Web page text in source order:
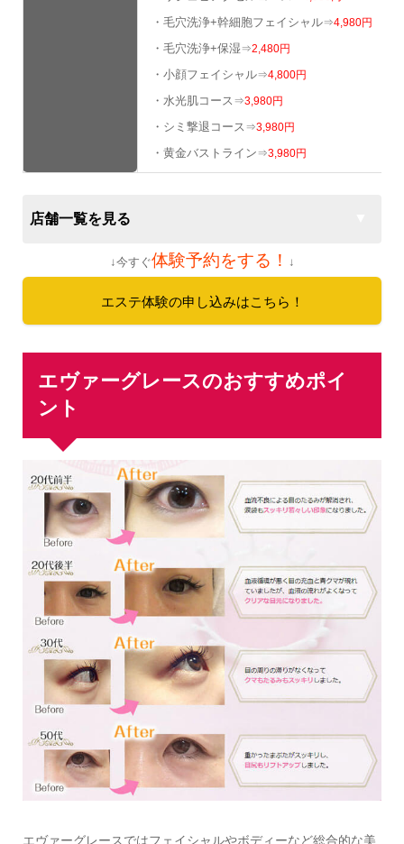
・毛穴洗浄+幹細胞フェイシャル⇒4,980円
・毛穴洗浄+保湿⇒2,480円
・小顔フェイシャル⇒4,800円
・水光肌コース ⇒3,980円
・シミ撃退コース ⇒3,980円
・黄金バストライン⇒3,980円
店舗一覧を見る
↓今すぐ体験予約をする！ ↓
エステ体験の申し込みはこちら！
エヴァーグレースのおすすめポイ
ント
エヴァーグレースではフェイシャルやボディーなど総合的な美